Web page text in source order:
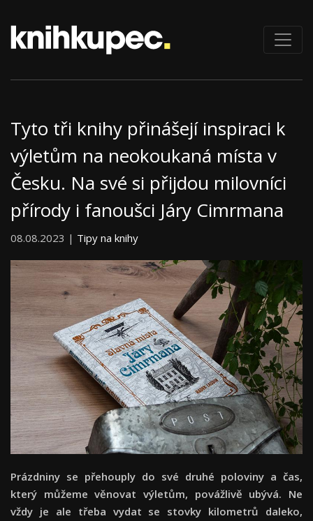
Tyto tři knihy přinášejí inspiraci k
výletům na neokoukaná místa v
Česku. Na své si přijdou milovníci
přírody i fanoušci Járy Cimrmana
08.08.2023 | Tipy na knihy
Prázdniny se přehouply do své druhé poloviny a čas,
který můžeme věnovat výletům, povážlivě ubývá. Ne
vždy je ale třeba vydat se stovky kilometrů daleko,